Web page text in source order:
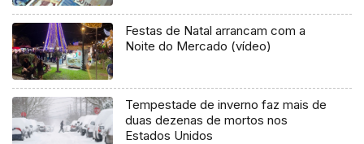
Festas de Natal arrancam com a
Noite do Mercado (vídeo)
Tempestade de inverno faz mais de
duas dezenas de mortos nos
Estados Unidos